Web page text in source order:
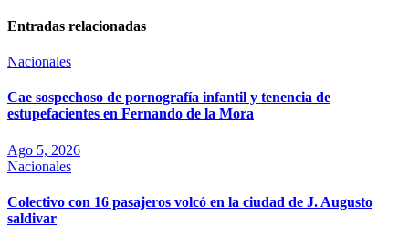
Entradas relacionadas
Nacionales
Cae sospechoso de pornografía infantil y tenencia de
estupefacientes en Fernando de la Mora
Ago 5, 2026
Nacionales
Colectivo con 16 pasajeros volcó en la ciudad de J. Augusto
saldivar